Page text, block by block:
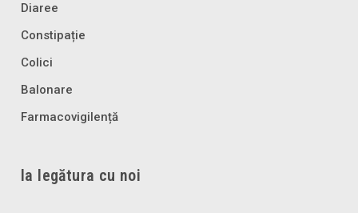
Diaree
Constipație
Colici
Balonare
Farmacovigilență
Ia legătura cu noi